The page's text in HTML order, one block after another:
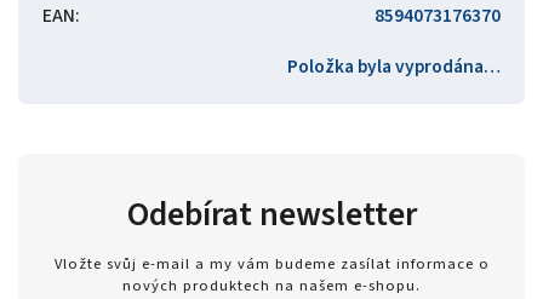
EAN:
8594073176370
Položka byla vyprodána…
Odebírat newsletter
Vložte svůj e-mail a my vám budeme zasílat informace o
nových produktech na našem e-shopu.